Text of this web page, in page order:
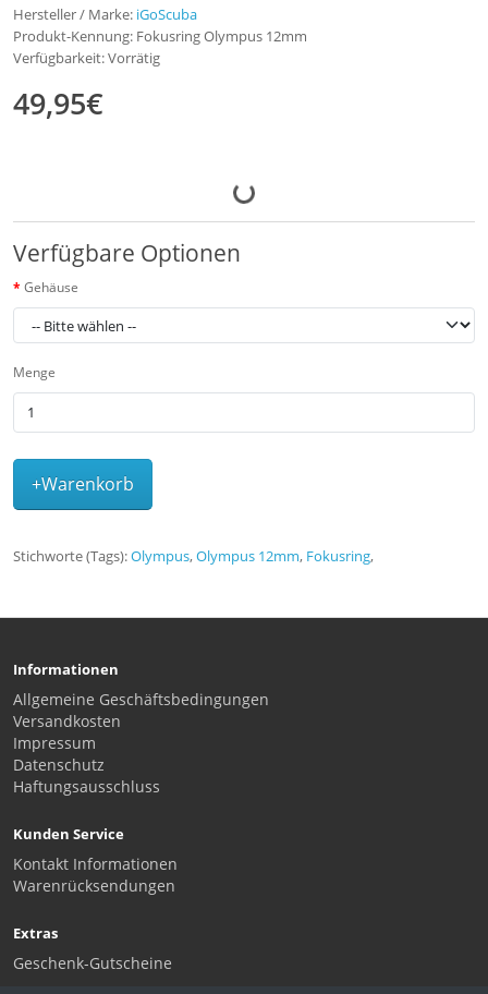
Hersteller / Marke: iGoScuba
Produkt-Kennung: Fokusring Olympus 12mm
Verfügbarkeit: Vorrätig
49,95€
Verfügbare Optionen
Gehäuse
Menge
+Warenkorb
Stichworte (Tags):Olympus,Olympus 12mm, Fokusring,
Informationen
Allgemeine Geschäftsbedingungen
Versandkosten
Impressum
Datenschutz
Haftungsausschluss
Kunden Service
Kontakt Informationen
Warenrücksendungen
Extras
Geschenk-Gutscheine